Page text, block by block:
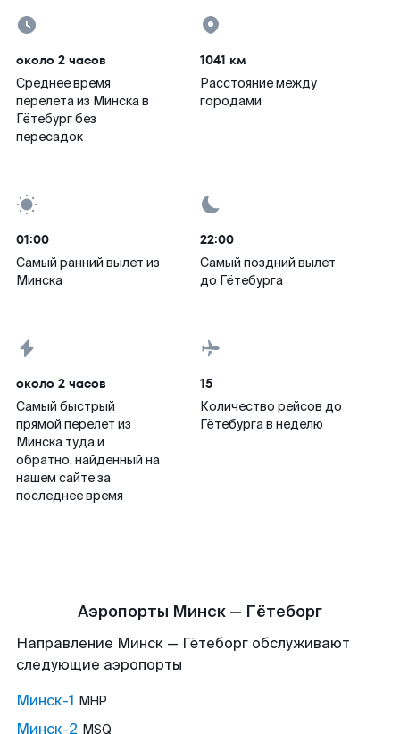
около 2 часов
Среднее время
перелета из Минска в
Гётебург без
пересадок
1041 км
Расстояние между
городами
01:00
Самый ранний вылет из
Минска
22:00
Самый поздний вылет
до Гётебурга
около 2 часов
Самый быстрый
прямой перелет из
Минска туда и
обратно, найденный на
нашем сайте за
последнее время
15
Количество рейсов до
Гётебурга в неделю
Аэропорты Минск — Гётеборг
Направление Минск — Гётеборг обслуживают
следующие аэропорты
Минск-1 MHP
Минск-2 MSQ